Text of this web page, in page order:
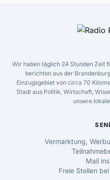
Wir haben täglich 24 Stunden Zeit
berichten aus der
Einzugsgebiet von circa 70
Stadt aus Politik, Wirtschaft,
unsere
Vermarktung,
Mail
Freie Stellen